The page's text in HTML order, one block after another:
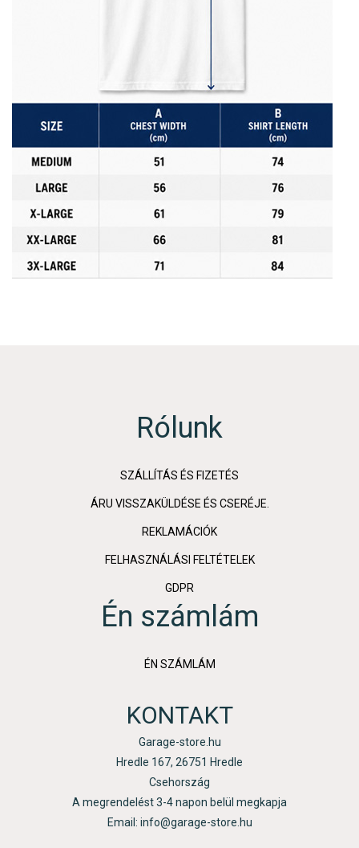
Rólunk
SZÁLLÍTÁS ÉS FIZETÉS
ÁRU VISSZAKÜLDÉSE ÉS CSERÉJE.
REKLAMÁCIÓK
FELHASZNÁLÁSI FELTÉTELEK
GDPR
Én számlám
ÉN SZÁMLÁM
KONTAKT
Garage-store.hu
Hredle 167, 26751 Hredle
Csehország
A megrendelést 3-4 napon belül megkapja
Email: info@garage-store.hu